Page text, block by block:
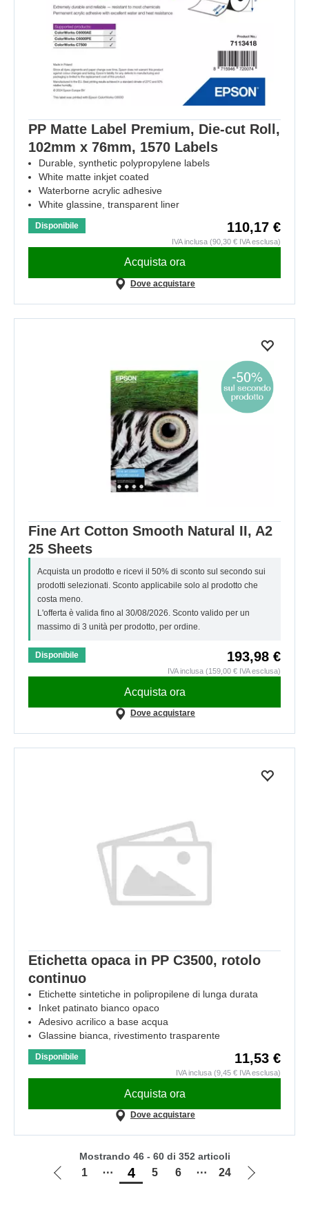
PP Matte Label Premium, Die-cut Roll,
102mm x 76mm, 1570 Labels
Durable, synthetic polypropylene labels
White matte inkjet coated
Waterborne acrylic adhesive
White glassine, transparent liner
Disponibile 110,17 €
IVA inclusa (90,30 € IVA esclusa)
Acquista ora
Dove acquistare
Fine Art Cotton Smooth Natural II, A2
25 Sheets
Acquista un prodotto e ricevi il 50% di sconto sul secondo sui
prodotti selezionati. Sconto applicabile solo al prodotto che
costa meno.
L'offerta è valida fino al 30/08/2026. Sconto valido per un
massimo di 3 unità per prodotto, per ordine.
Disponibile 193,98 €
IVA inclusa (159,00 € IVA esclusa)
Acquista ora
Dove acquistare
Etichetta opaca in PP C3500, rotolo
continuo
Etichette sintetiche in polipropilene di lunga durata
Inket patinato bianco opaco
Adesivo acrilico a base acqua
Glassine bianca, rivestimento trasparente
Disponibile 11,53 €
IVA inclusa (9,45 € IVA esclusa)
Acquista ora
Dove acquistare
Vai
1 ⋯ 4 5 6 ⋯ 24
Vai
Mostrando 46 - 60 di 352 articoli